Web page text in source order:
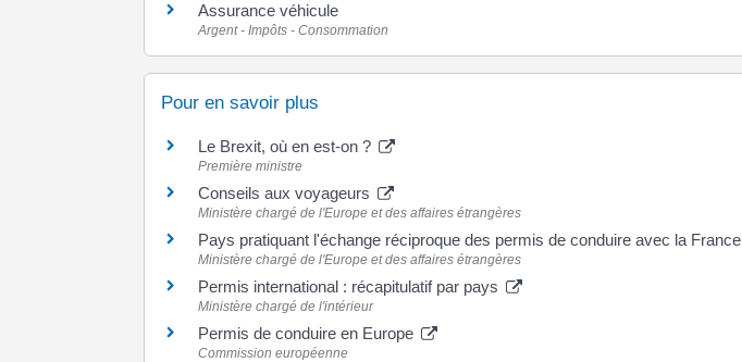
Assurance véhicule
Argent - Impôts - Consommation
Pour en savoir plus
Le Brexit, où en est-on ?
Première ministre
Conseils aux voyageurs
Ministère chargé de l'Europe et des affaires étrangères
Pays pratiquant l'échange réciproque des permis de conduire avec la France
Ministère chargé de l'Europe et des affaires étrangères
Permis international : récapitulatif par pays
Ministère chargé de l'intérieur
Permis de conduire en Europe
Commission européenne